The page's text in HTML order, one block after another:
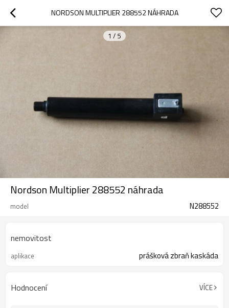
NORDSON MULTIPLIER 288552 NÁHRADA
1 / 5
Nordson Multiplier 288552 náhrada
model N288552
nemovitost
aplikace prášková zbraň kaskáda
Hodnocení VÍCE